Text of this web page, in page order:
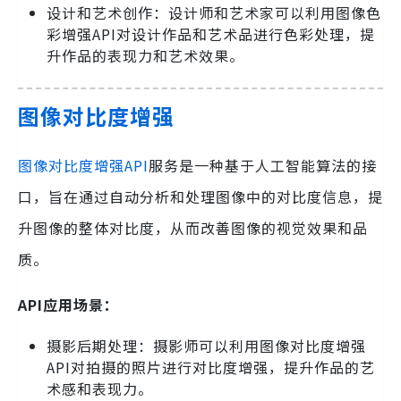
设计和艺术创作：设计师和艺术家可以利用图像色
彩增强API对设计作品和艺术品进行色彩处理，提
升作品的表现力和艺术效果。
图像对比度增强
图像对比度增强API服务是一种基于人工智能算法的接
口，旨在通过自动分析和处理图像中的对比度信息，提
升图像的整体对比度，从而改善图像的视觉效果和品
质。
API应用场景：
摄影后期处理：摄影师可以利用图像对比度增强
API对拍摄的照片进行对比度增强，提升作品的艺
术感和表现力。